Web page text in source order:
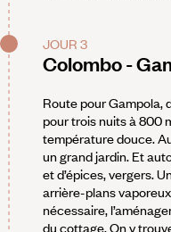
JOUR 3
Colombo -
Route pour Gampola,
pour trois nuits à 800
température douce.
un grand jardin. Et
et d’épices, vergers.
arrière-plans
nécessaire,
du cottage. On y